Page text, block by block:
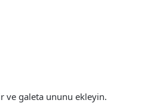
ve galeta ununu ekleyin.